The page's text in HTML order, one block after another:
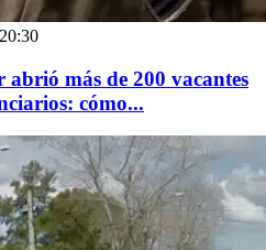
más de 200 vacantes
cómo...